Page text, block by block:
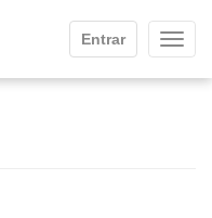
Entrar